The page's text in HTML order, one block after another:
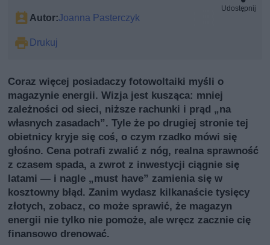
Autor:Joanna Pasterczyk
Drukuj
Udostępnij
Coraz więcej posiadaczy fotowoltaiki myśli o
magazynie energii. Wizja jest kusząca: mniej
zależności od sieci, niższe rachunki i prąd „na
własnych zasadach”. Tyle że po drugiej stronie tej
obietnicy kryje się coś, o czym rzadko mówi się
głośno. Cena potrafi zwalić z nóg, realna sprawność
z czasem spada, a zwrot z inwestycji ciągnie się
latami — i nagle „must have” zamienia się w
kosztowny błąd. Zanim wydasz kilkanaście tysięcy
złotych, zobacz, co może sprawić, że magazyn
energii nie tylko nie pomoże, ale wręcz zacznie cię
finansowo drenować.